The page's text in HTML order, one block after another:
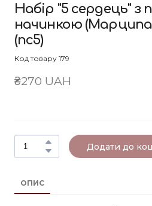
Набір "5 сердець" з
начинкою
(nc5)
Код товару 179
₴270 UAH
Додати до
ОПИС